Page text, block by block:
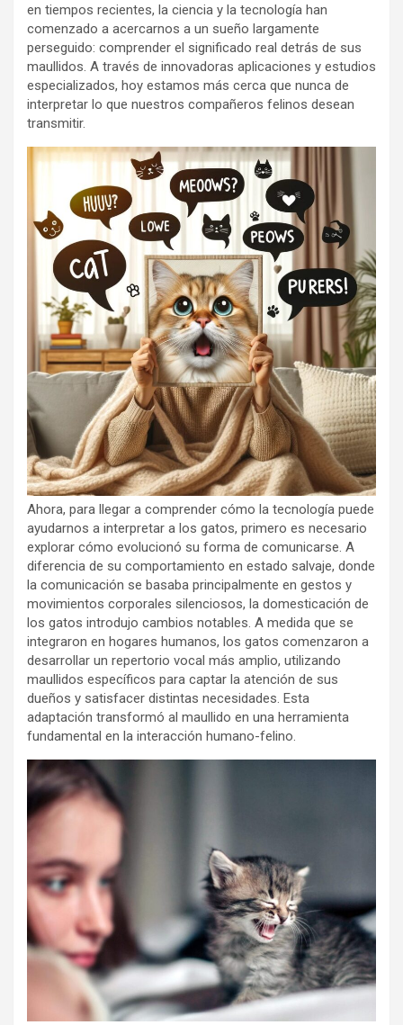
en tiempos recientes, la ciencia y la tecnología han
comenzado a acercarnos a un sueño largamente
perseguido: comprender el significado real detrás de sus
maullidos. A través de innovadoras aplicaciones y estudios
especializados, hoy estamos más cerca que nunca de
interpretar lo que nuestros compañeros felinos desean
transmitir.
Ahora, para llegar a comprender cómo la tecnología puede
ayudarnos a interpretar a los gatos, primero es necesario
explorar cómo evolucionó su forma de comunicarse. A
diferencia de su comportamiento en estado salvaje, donde
la comunicación se basaba principalmente en gestos y
movimientos corporales silenciosos, la domesticación de
los gatos introdujo cambios notables. A medida que se
integraron en hogares humanos, los gatos comenzaron a
desarrollar un repertorio vocal más amplio, utilizando
maullidos específicos para captar la atención de sus
dueños y satisfacer distintas necesidades. Esta
adaptación transformó al maullido en una herramienta
fundamental en la interacción humano-felino.